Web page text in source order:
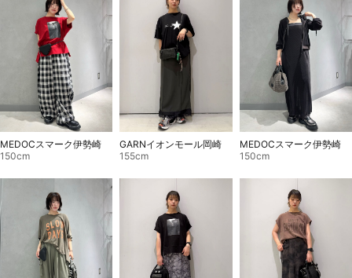
MEDOCスマーク伊勢崎
150cm
GARNイオンモール岡崎
155cm
MEDOCスマーク伊勢崎
150cm